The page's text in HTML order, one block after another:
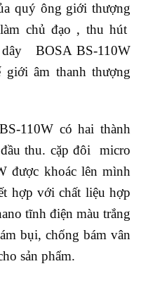
quý ông giới thượng
chủ đạo , thu hút
BOSA BS-110W
giới âm thanh thượng
110W có hai thành
thu. cặp đôi micro
được khoác lên mình
hợp với chất liệu hợp
tĩnh điện màu trắng
bụi, chống bám vân
sản phẩm.